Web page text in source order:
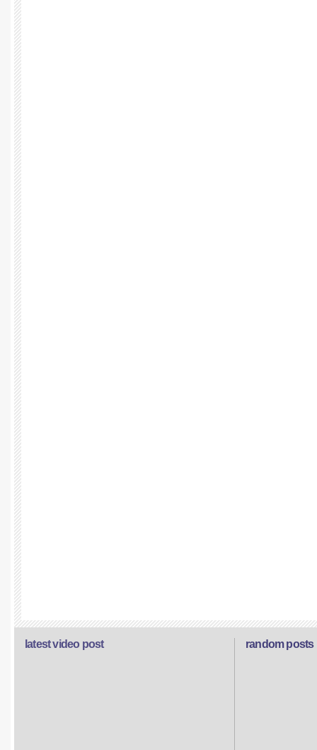
random posts
latest video post